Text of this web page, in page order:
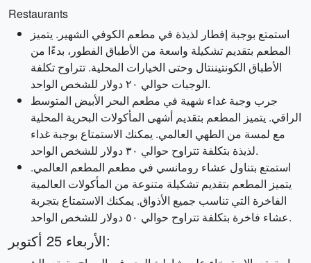
Restaurants
استمتع بوجبة إفطار لذيذة في مطعم الكوفي الشهير. يتميز
المطعم بتقديم تشكيلة واسعة من الأطباق الفطور، بدءًا من
الأطباق الكونتيننتال وحتى الخيارات المحلية. تتراوح تكلفة
الوجبات حوالي ٢٠ دولار للشخص الواحد.
جرب وجبة غداء شهية في مطعم البحر الأبيض المتوسط
الراقي. يتميز المطعم بتقديم أشهى المأكولات البحرية المحلية
مع لمسة من الطهي العالمي. يمكنك الاستمتاع بوجبة غداء
لذيذة بتكلفة تتراوح حوالي ٣٠ دولار للشخص الواحد.
استمتع بتناول عشاء رومانسي في مطعم المطعم العالمي.
يتميز المطعم بتقديم تشكيلة متنوعة من المأكولات العالمية
الفاخرة التي تناسب جميع الأذواق. يمكنك الاستمتاع بتجربة
عشاء فاخرة بتكلفة تتراوح حوالي ٥٠ دولار للشخص الواحد.
الأربعاء 25 أكتوبر: